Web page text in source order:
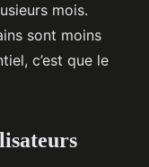
mois.
sont moins
c’est que le